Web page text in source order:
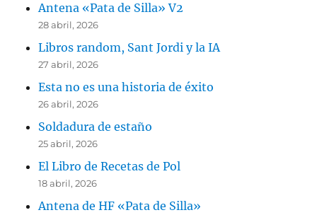
Antena «Pata de Silla» V2
28 abril, 2026
Libros random, Sant Jordi y la IA
27 abril, 2026
Esta no es una historia de éxito
26 abril, 2026
Soldadura de estaño
25 abril, 2026
El Libro de Recetas de Pol
18 abril, 2026
Antena de HF «Pata de Silla»